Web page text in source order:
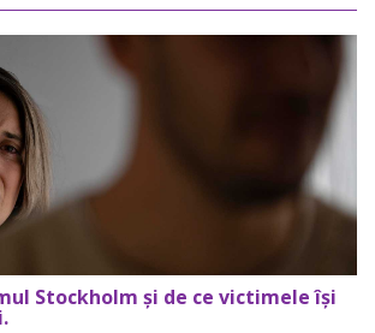
Stockholm și de ce victimele își